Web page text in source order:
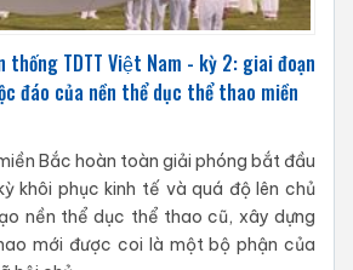
thống TDTT Việt Nam - kỳ 2: giai đoạn
đáo của nền thể dục thể thao miền
Bắc hoàn toàn giải phóng bắt đầu
khôi phục kinh tế và quá độ lên chủ
nền thể dục thể thao cũ, xây dựng
mới được coi là một bộ phận của